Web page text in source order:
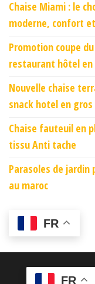
Chaise Miami : le
moderne, confort
Promotion coupe
restaurant hôtel en
Nouvelle chaise
snack hotel en gros
Chaise fauteuil en
tissu Anti tache
Parasoles de
au maroc
FR
FR